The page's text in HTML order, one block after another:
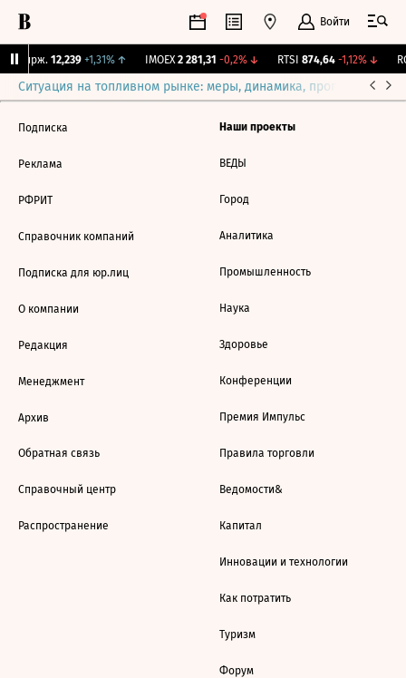
Войти
Бирж. 12,239 +1,31%↑ IMOEX 2 281,31 -0,2%↓ RTSI 874,64 -1,12%↓
Ситуация на топливном рынке: меры, динамика, прогнозы
Подписка
Реклама
РФРИТ
Справочник компаний
Подписка для юр.лиц
О компании
Редакция
Менеджмент
Архив
Обратная связь
Справочный центр
Распространение
Наши проекты
ВЕДЫ
Город
Аналитика
Промышленность
Наука
Здоровье
Конференции
Премия Импульс
Правила торговли
Ведомости&
Капитал
Инновации и технологии
Как потратить
Туризм
Форум